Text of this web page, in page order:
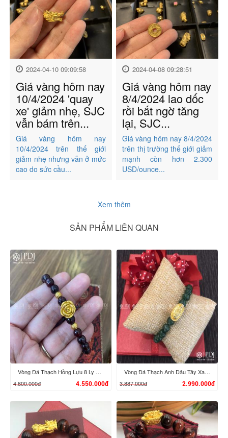
2024-04-10 09:09:58
Giá vàng hôm nay
10/4/2024 'quay
xe' giảm nhẹ, SJC
vẫn bám trên...
Giá vàng hôm nay
10/4/2024 trên thế giới
giảm nhẹ nhưng vẫn ở mức
cao do sức cầu...
2024-04-08 09:28:51
Giá vàng hôm nay
8/4/2024 lao dốc
rồi bất ngờ tăng
lại, SJC...
Giá vàng hôm nay 8/4/2024
trên thị trường thế giới giảm
mạnh còn hơn 2.300
USD/ounce...
Xem thêm
SẢN PHẨM LIÊN QUAN
Vòng Đá Thạch Hồng Lựu 8 Ly Mix Charm Hoa Hồng, Bi vàng 24K
4.600.000đ
4.550.000đ
Vòng Đá Thạch Anh Dâu Tây Xanh 8 Ly Charm Tỳ Hưu Cưỡi Đĩnh Vàng 24K
3.887.000đ
2.990.000đ